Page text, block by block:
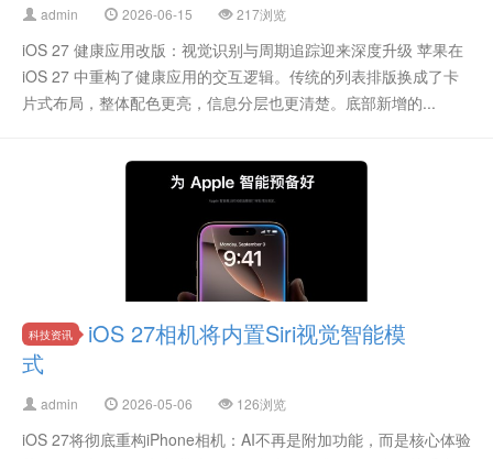
admin 2026-06-15 217浏览
iOS 27 健康应用改版：视觉识别与周期追踪迎来深度升级 苹果在
iOS 27 中重构了健康应用的交互逻辑。传统的列表排版换成了卡
片式布局，整体配色更亮，信息分层也更清楚。底部新增的...
科技资讯
iOS 27相机将内置Siri视觉智能模
式
admin 2026-05-06 126浏览
iOS 27将彻底重构iPhone相机：AI不再是附加功能，而是核心体验